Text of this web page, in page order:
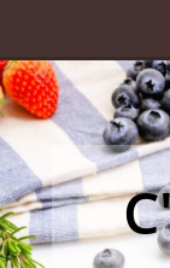
テ
ン
ツ
へ
ス
キ
ッ